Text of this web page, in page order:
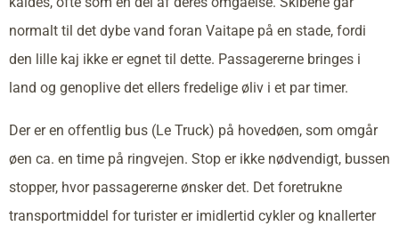
normalt til det dybe vand foran Vaitape på en stade, fordi
den lille kaj ikke er egnet til dette. Passagererne bringes i
land og genoplive det ellers fredelige øliv i et par timer.
Der er en offentlig bus (Le Truck) på hovedøen, som omgår
øen ca. en time på ringvejen. Stop er ikke nødvendigt, bussen
stopper, hvor passagererne ønsker det. Det foretrukne
transportmiddel for turister er imidlertid cykler og knallerter